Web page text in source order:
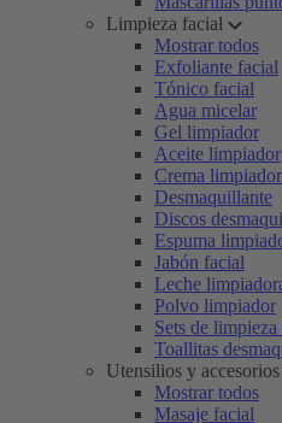
Limpieza facial
Mostrar todos
Exfoliante facial
Tónico facial
Agua micelar
Gel limpiador
Aceite limpiador
Crema
Desmaquillante
Discos
Espuma
Jabón facial
Leche
Polvo limpiador
Sets de
Toallitas
Utensilios y
Mostrar todos
Masaje facial